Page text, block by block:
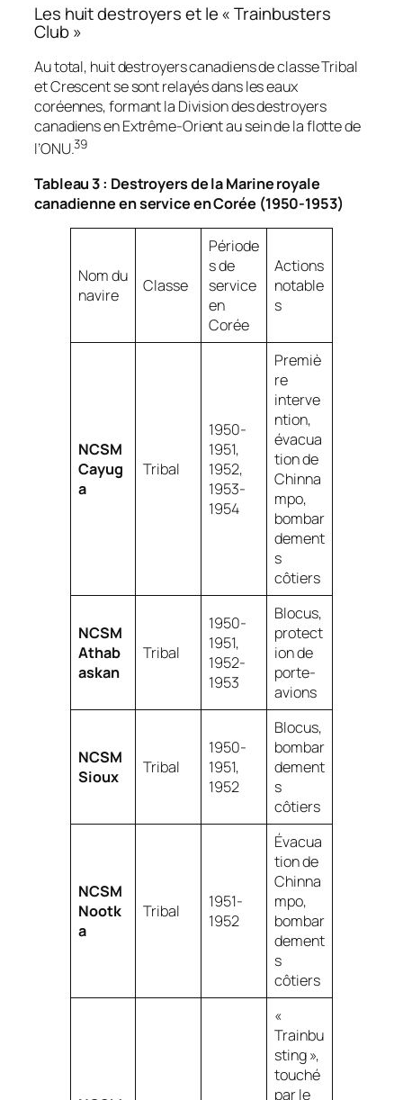
Les huit destroyers et le « Trainbusters
Club »
Au total, huit destroyers canadiens de classe Tribal
et Crescent se sont relayés dans les eaux
coréennes, formant la Division des destroyers
canadiens en Extrême-Orient au sein de la flotte de
l’ONU.39
Tableau 3 : Destroyers de la Marine royale
canadienne en service en Corée (1950-1953)
Nom du
navire
Classe
Période
s de
service
en
Corée
Actions
notable
s
NCSM
Cayug
a
Tribal
1950-
1951,
1952,
1953-
1954
Premiè
re
interve
ntion,
évacua
tion de
Chinna
mpo,
bombar
dement
s
côtiers
NCSM
Athab
askan
Tribal
1950-
1951,
1952-
1953
Blocus,
protect
ion de
porte-
avions
NCSM
Sioux
Tribal
1950-
1951,
1952
Blocus,
bombar
dement
s
côtiers
NCSM
Nootk
a
Tribal
1951-
1952
Évacua
tion de
Chinna
mpo,
bombar
dement
s
côtiers
«
Trainbu
sting »,
touché
par le